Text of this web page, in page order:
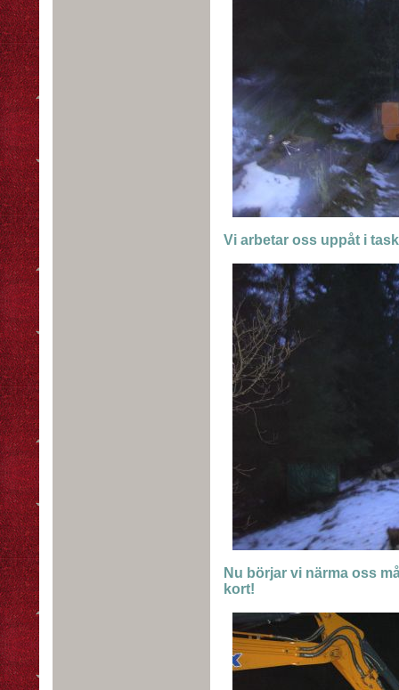
Vi arbetar oss uppåt i
Nu börjar vi närma oss
kort!